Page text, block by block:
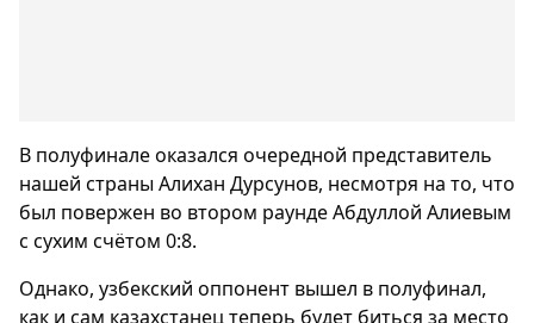
В полуфинале оказался очередной представитель
нашей страны Алихан Дурсунов, несмотря на то, что
был повержен во втором раунде Абдуллой Алиевым
с сухим счётом 0:8.
Однако, узбекский оппонент вышел в полуфинал,
как и сам казахстанец теперь будет биться за место